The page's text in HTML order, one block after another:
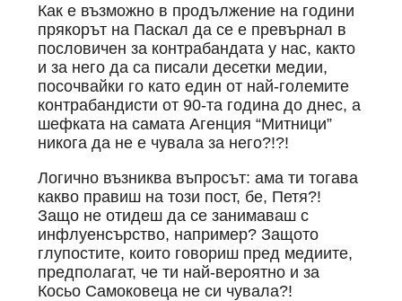
Как е възможно в продължение на години
прякорът на Паскал да се е превърнал в
пословичен за контрабандата у нас, както
и за него да са писали десетки медии,
посочвайки го като един от най-големите
контрабандисти от 90-та година до днес, а
шефката на самата Агенция “Митници”
никога да не е чувала за него?!?!
Логично възниква въпросът: ама ти тогава
какво правиш на този пост, бе, Петя?!
Защо не отидеш да се занимаваш с
инфлуенсърство, например? Защото
глупостите, които говориш пред медиите,
предполагат, че ти най-вероятно и за
Косьо Самоковеца не си чувала?!